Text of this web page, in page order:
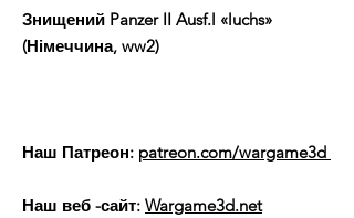
Знищений Panzer II Ausf.l «luchs»
(Німеччина, ww2)
Наш Патреон: patreon.com/wargame3d
Наш веб -сайт: Wargame3d.net